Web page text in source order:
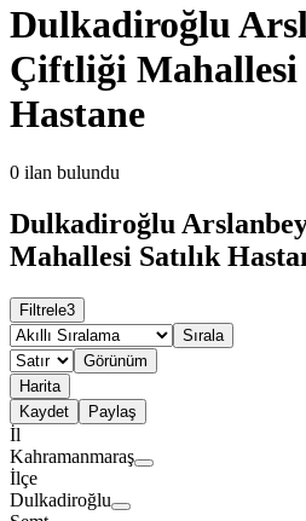
Dulkadiroğlu
Çiftliği Mahallesi
Hastane
0 ilan bulundu
Dulkadiroğlu
Mahallesi Satılık
Filtrele3
Sırala
Görünüm
Harita
Kaydet
Paylaş
İl
Kahramanmaraş
İlçe
Dulkadiroğlu